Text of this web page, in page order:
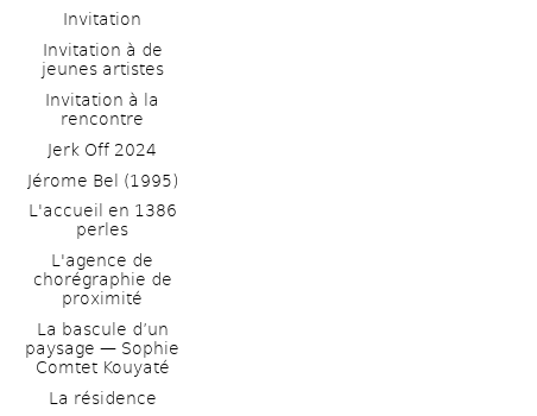
Invitation
Invitation à de
jeunes artistes
Invitation à la
rencontre
Jerk Off 2024
Jérome Bel (1995)
L'accueil en 1386
perles
L'agence de
chorégraphie de
proximité
La bascule d’un
paysage — Sophie
Comtet Kouyaté
La résidence